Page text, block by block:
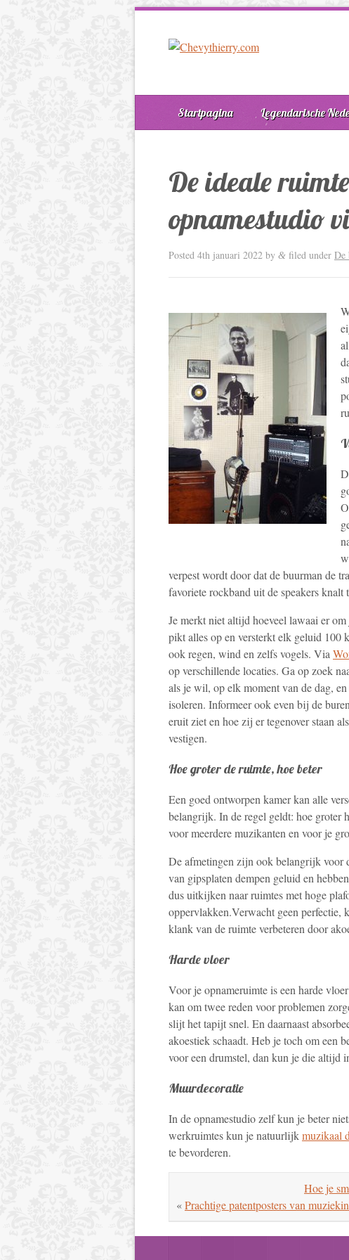
Startpagina Legendarische
De ideale
opnamestudio
Posted 4th januari 2022 by & filed under De
verpest wordt door dat de buurman de
favoriete rockband uit de speakers
Je merkt niet altijd hoeveel lawaai er
pikt alles op en versterkt elk geluid 100
ook regen, wind en zelfs vogels. Via
op verschillende locaties. Ga op zoek
als je wil, op elk moment van de dag,
isoleren. Informeer ook even bij de
eruit ziet en hoe zij er tegenover staan
vestigen.
Hoe groter de ruimte, hoe beter
Een goed ontworpen kamer kan alle
belangrijk. In de regel geldt: hoe groter
voor meerdere muzikanten en voor je
De afmetingen zijn ook belangrijk voor
van gipsplaten dempen geluid en
dus uitkijken naar ruimtes met hoge
oppervlakken.Verwacht geen perfectie,
klank van de ruimte verbeteren door
Harde vloer
Voor je opnameruimte is een harde
kan om twee reden voor problemen
slijt het tapijt snel. En daarnaast
akoestiek schaadt. Heb je toch om een
voor een drumstel, dan kun je die altijd
Muurdecoratie
In de opnamestudio zelf kun je beter
werkruimtes kun je natuurlijkmuzikaal
te bevorderen.
Hoe je
«Prachtige patentposters van